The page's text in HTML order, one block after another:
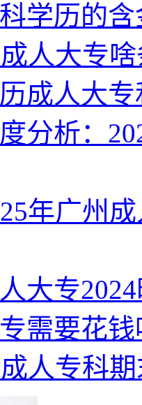
学历的
人大专
成人大
度分析：
年广州
大专
需要花
人专科